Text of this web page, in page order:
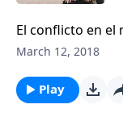
El conflicto en el
además, la
nuestras heridas
March 12, 2018
Play